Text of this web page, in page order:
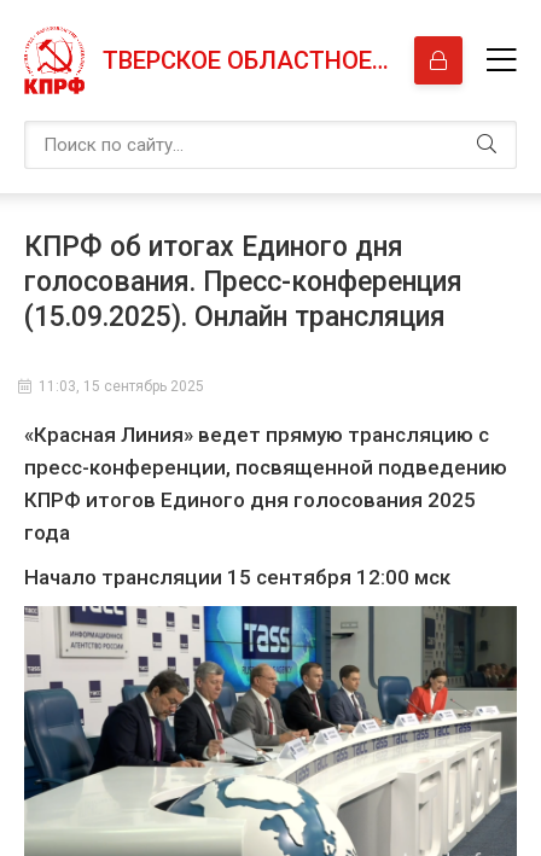
ТВЕРСКОЕ ОБЛАСТНОЕ ОТДЕЛЕНИЕ КПРФ
КПРФ об итогах Единого дня
голосования. Пресс-конференция
(15.09.2025). Онлайн трансляция
11:03, 15 сентябрь 2025
«Красная Линия» ведет прямую трансляцию с
пресс-конференции, посвященной подведению
КПРФ итогов Единого дня голосования 2025
года
Начало трансляции 15 сентября 12:00 мск